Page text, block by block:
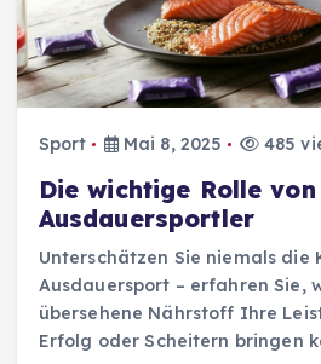
Sport Mai 8, 2025 485
Die wichtige Rolle
Ausdauersportler
Unterschätzen Sie niemals die
Ausdauersport – erfahren Sie,
übersehene Nährstoff Ihre
Erfolg oder Scheitern bringen